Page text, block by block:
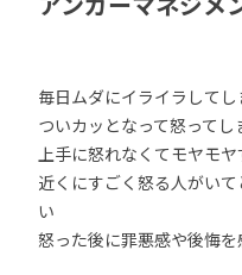
毎日ムダにイライラしてし
ついカッとなって怒ってし
上手に怒れなくてモヤモヤ
近くにすごく怒る人がい
い
怒った後に罪悪感や後悔